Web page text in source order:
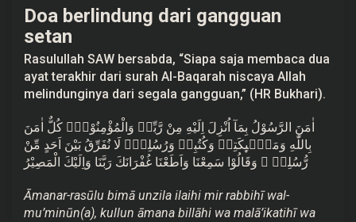
Doa berlindung dari gangguan
setan
Rasulullah SAW bersabda, “Siapa saja membaca dua
ayat terakhir dari surah Al-Baqarah niscaya Allah
melindunginya dari segala gangguan,” (HR Bukhari).
اٰمَنَ الرَّسُوْلُ بِمَآ اُنْزِلَ اِلَيْهِ مِنْ رَّبِّهٖ وَالْمُؤْمِنُوْنَۗ كُلٌّ اٰمَنَ
بِاللّٰهِ وَمَلٰۤىِٕكَتِهٖ وَكُتُبِهٖ وَرُسُلِهٖۗ لَا نُفَرِّقُ بَيْنَ اَحَدٍ مِّنْ
رُّسُلِهٖ ۗ وَقَالُوْا سَمِعْنَا وَاَطَعْنَا غُفْرَانَكَ رَبَّنَا وَاِلَيْكَ الْمَصِيْرُ
Āmanar-rasūlu bimā unzila ilaihi mir rabbihī wal-
mu’minūn(a), kullun āmana billāhi wa malā’ikatihī wa